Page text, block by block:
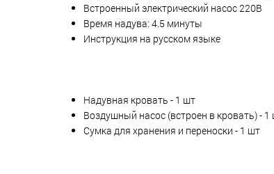
Встроенный электрический насос 220В
Время надува: 4.5 минуты
Инструкция на русском языке
Надувная кровать - 1 шт
Воздушный насос (встроен в кровать) - 1
Сумка для хранения и переноски - 1 шт